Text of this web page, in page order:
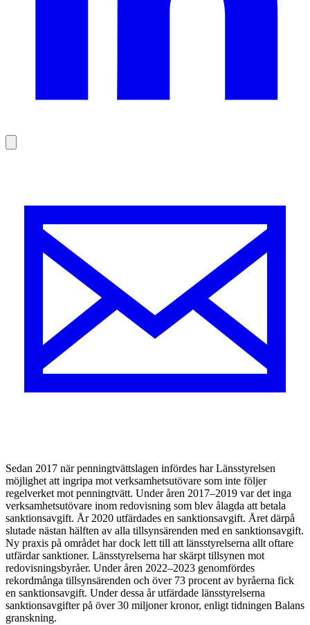
Sedan 2017 när penningtvättslagen infördes har Länsstyrelsen
möjlighet att ingripa mot verksamhetsutövare som inte följer
regelverket mot penningtvätt. Under åren 2017–2019 var det inga
verksamhetsutövare inom redovisning som blev ålagda att betala
sanktionsavgift. År 2020 utfärdades en sanktionsavgift. Året därpå
slutade nästan hälften av alla tillsynsärenden med en sanktionsavgift.
Ny praxis på området har dock lett till att länsstyrelserna allt oftare
utfärdar sanktioner. Länsstyrelserna har skärpt tillsynen mot
redovisningsbyråer. Under åren 2022–2023 genomfördes
rekordmånga tillsynsärenden och över 73 procent av byråerna fick
en sanktionsavgift. Under dessa år utfärdade länsstyrelserna
sanktionsavgifter på över 30 miljoner kronor, enligt tidningen Balans
granskning.